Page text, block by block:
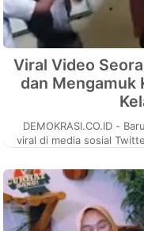
Viral Video
dan Mengamuk
DEMOKRASI.CO.ID - Baru-baru ini bereadar sebuah video yang
viral di media sosial